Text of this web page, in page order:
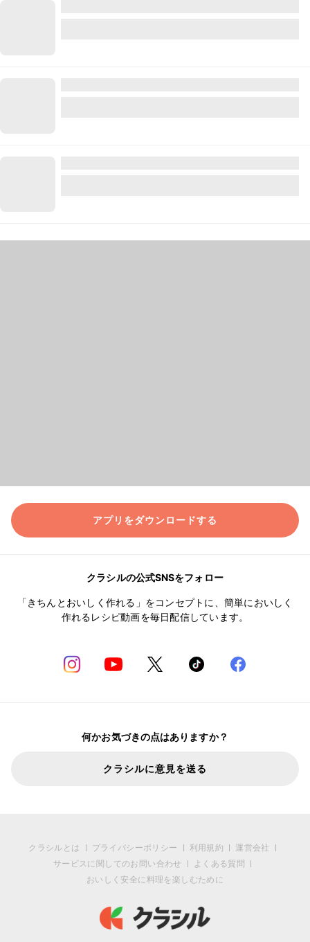
アプリをダウンロードする
クラシルの公式SNSをフォロー
「きちんとおいしく作れる」をコンセプトに、簡単においしく
作れるレシピ動画を毎日配信しています。
何かお気づきの点はありますか？
クラシルに意見を送る
クラシルとは プライバシーポリシー 利用規約
運営会社
サービスに関してのお問い合わせ
よくある質問
おいしく安全に料理を楽しむために